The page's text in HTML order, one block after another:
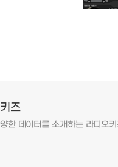
즈
한 데이터를 소개하는 라디오